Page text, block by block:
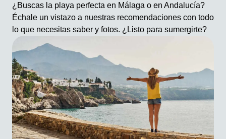
¿Buscas la playa perfecta en Málaga o en Andalucía?
Échale un vistazo a nuestras recomendaciones con todo
lo que necesitas saber y fotos. ¿Listo para sumergirte?